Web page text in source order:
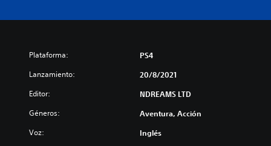
Plataforma: PS4
Lanzamiento: 20/8/2021
Editor: NDREAMS LTD
Géneros: Aventura, Acción
Voz: Inglés